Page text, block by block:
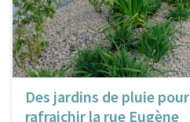
Des jardins de pluie pour
rafraichir la rue Eugène